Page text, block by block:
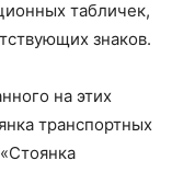
табличек,
знаков.
на этих
транспортных